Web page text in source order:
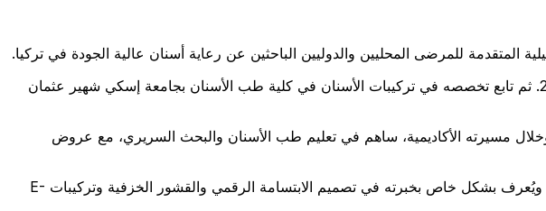
المتقدمة للمرضى المحليين والدوليين الباحثين عن رعاية أسنان عالية الجودة في تركيا.
وُلد في العراق عام 1989، وأكمل تعليمه الجامعي في طب الأسنان بكلية طب الأسنان في جامعة أنقرة عام 2016. ثم تابع تخصصه في تركيبات الأسنان في كلية طب الأسنان بجامعة إسكي شهير عثمان
عمل د. تاكي كأستاذ مساعد في كلية طب الأسنان بجامعة أنقرة ميديبول بين عامي 2020 و2022. وخلال مسيرته الأكاديمية، ساهم في تعليم طب الأسنان والبحث السريري، مع عروض
مع خبرة سريرية تزيد عن 10 أعوام، يركز د. تاكي على طب الأسنان التجميلي المتقدم وإعادة تأهيل الفم بالكامل. ويُعرف بشكل خاص بخبرته في تصميم الابتسامة الرقمي والقشور الخزفية وتركيبات E-